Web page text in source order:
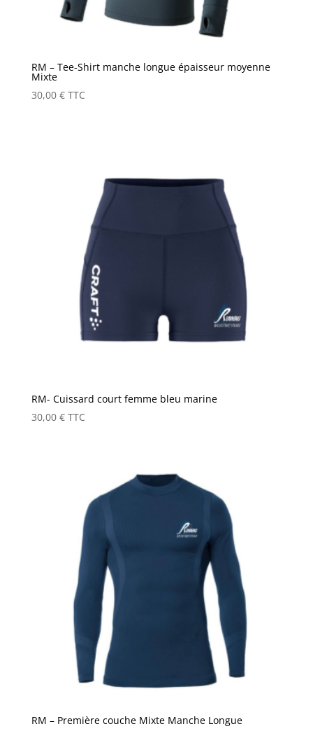
RM – Tee-Shirt manche longue épaisseur moyenne
Mixte
30,00 € TTC
RM- Cuissard court femme bleu marine
30,00 € TTC
RM – Première couche Mixte Manche Longue